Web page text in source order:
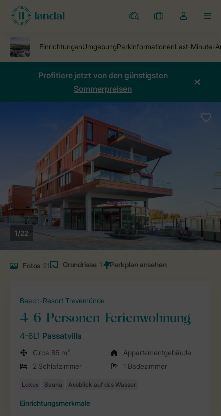
Ferienparks
Meine
Dropdown-
öffnen
Profitiere jetzt von den günstigsten
Sommerpreisen
1/22
Fotos 21 Grundrisse 1
Beach-Resort Travemünde
4-6-Personen-Ferienwohnung
4-6L1 Passatvilla
Circa 85 m²
Appartementgebäude
2 Schlafzimmer
1 Badezimmer
Einrichtungsmerkmale